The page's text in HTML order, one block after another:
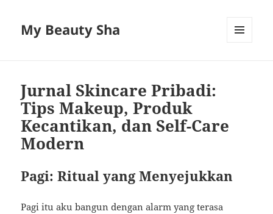
My Beauty Sha
Jurnal Skincare Pribadi:
Tips Makeup, Produk
Kecantikan, dan Self-Care
Modern
Pagi: Ritual yang Menyejukkan
Pagi itu aku bangun dengan alarm yang terasa